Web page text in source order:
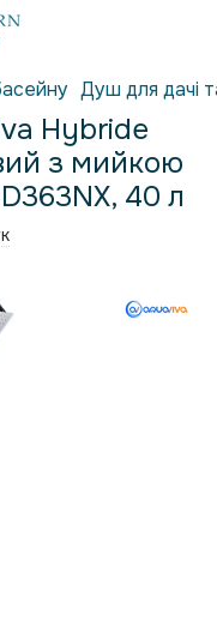
Душ для дачі
Hybride
з мийкою
40 л